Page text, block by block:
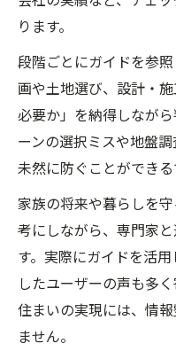
ります。
段階ごとにガイドを参
画や土地選び、設計・
必要か」を納得しなが
ーンの選択ミスや地盤
未然に防ぐことができる
家族の将来や暮らしを
考にしながら、専門家
す。実際にガイドを活
したユーザーの声も多
住まいの実現には、情
ません。